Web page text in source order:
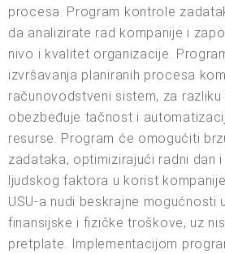
procesa. Program kontrole
da analizirate rad kompanije i
nivo i kvalitet organizacije.
izvršavanja planiranih procesa
računovodstveni sistem, za
obezbeđuje tačnost i
resurse. Program će omogućiti
zadataka, optimizirajući radni dan
ljudskog faktora u korist
USU-a nudi beskrajne mogućnosti
finansijske i fizičke troškove, uz
pretplate. Implementacijom